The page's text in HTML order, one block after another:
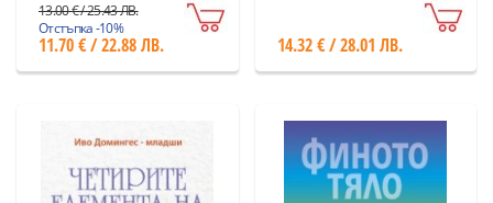
13.00 € / 25.43 ЛВ.
Отстъпка -10%
11.70 € / 22.88 ЛВ. 14.32 € / 28.01 ЛВ.